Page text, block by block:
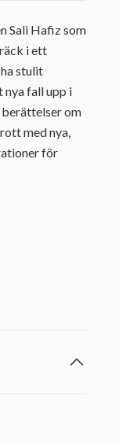
Sali Hafiz som
i ett
stulit
nya fall upp i
berättelser om
med nya,
för